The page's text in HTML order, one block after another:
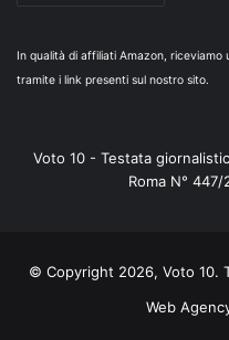
In qualità di affiliati Amazon,
tramite i link presenti sul nostro sito.
Voto 10 - Testata
Roma N°
© Copyright 2026, Voto
Web